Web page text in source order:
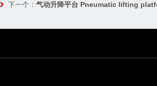
下一个： 气动升降平台 Pneumatic lifting